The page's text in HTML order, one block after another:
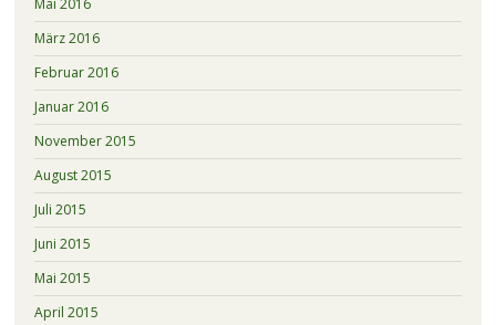
Mai 2016
März 2016
Februar 2016
Januar 2016
November 2015
August 2015
Juli 2015
Juni 2015
Mai 2015
April 2015